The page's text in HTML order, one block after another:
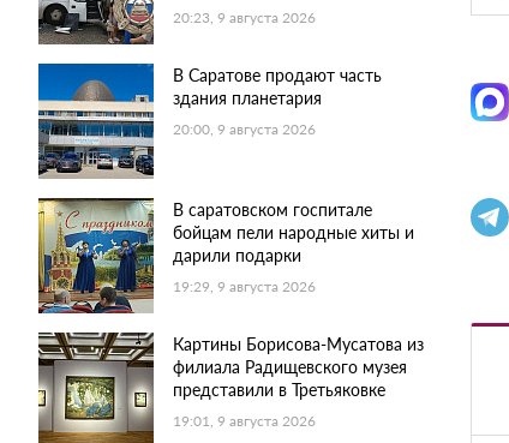
20:23, 9 августа 2026
В Саратове продают часть
здания планетария
20:00, 9 августа 2026
В саратовском госпитале
бойцам пели народные хиты и
дарили подарки
19:29, 9 августа 2026
Картины Борисова-Мусатова из
филиала Радищевского музея
представили в Третьяковке
19:01, 9 августа 2026